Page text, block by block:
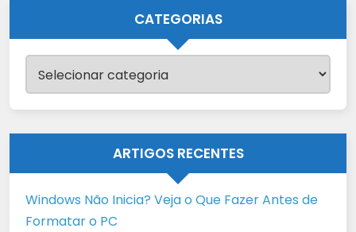
CATEGORIAS
ARTIGOS RECENTES
Windows Não Inicia? Veja o Que Fazer Antes de
Formatar o PC